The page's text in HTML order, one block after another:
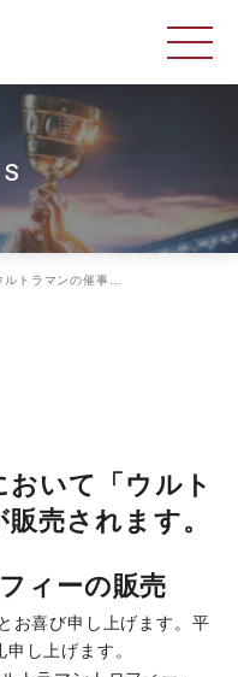
ラマンの催事において「ウルトラマントロフィー」が販売されます。
いて「ウルト
売されます。
ィーの販売
喜び申し上げます。平
し上げます。